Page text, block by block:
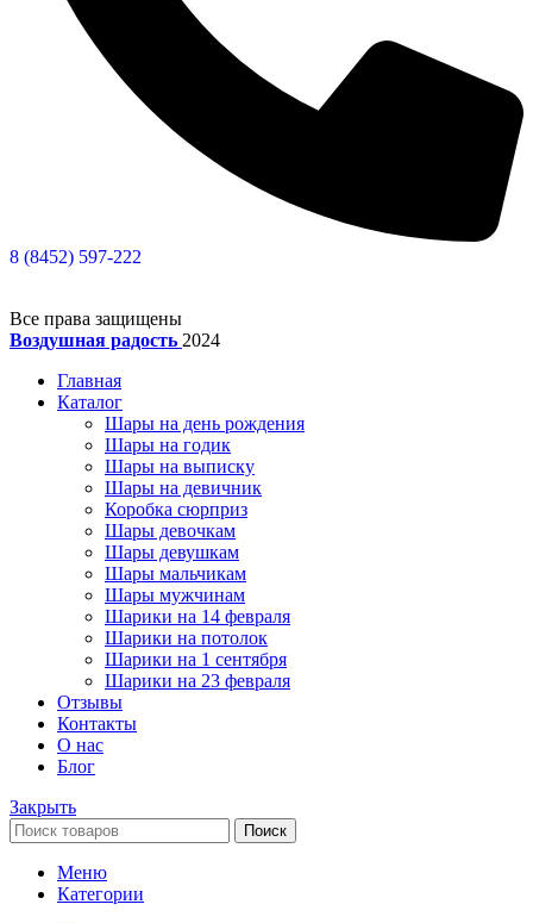
8 (8452) 597-222
Все права защищены
Воздушная радость 2024
Главная
Каталог
Шары на день рождения
Шары на годик
Шары на выписку
Шары на девичник
Коробка сюрприз
Шары девочкам
Шары девушкам
Шары мальчикам
Шары мужчинам
Шарики на 14 февраля
Шарики на потолок
Шарики на 1 сентября
Шарики на 23 февраля
Отзывы
Контакты
О нас
Блог
Закрыть
Поиск
Меню
Категории